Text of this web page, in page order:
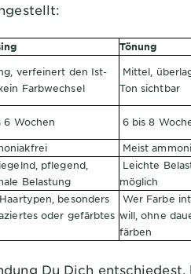
Tönung
verfeinert den Ist-
Farbwechsel
Mittel,
Ton sichtbar
6 Wochen 6 bis 8
Meist
pflegend,
Belastung
Leichte
möglich
besonders
oder gefärbtes
Wer Farbe
will, ohne
färben
Du Dich